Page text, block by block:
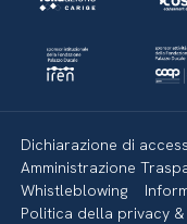
Dichiarazione di
Amministrazione
Whistleblowing
Politica della privacy